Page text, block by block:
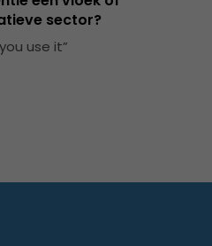
sector?
use it”